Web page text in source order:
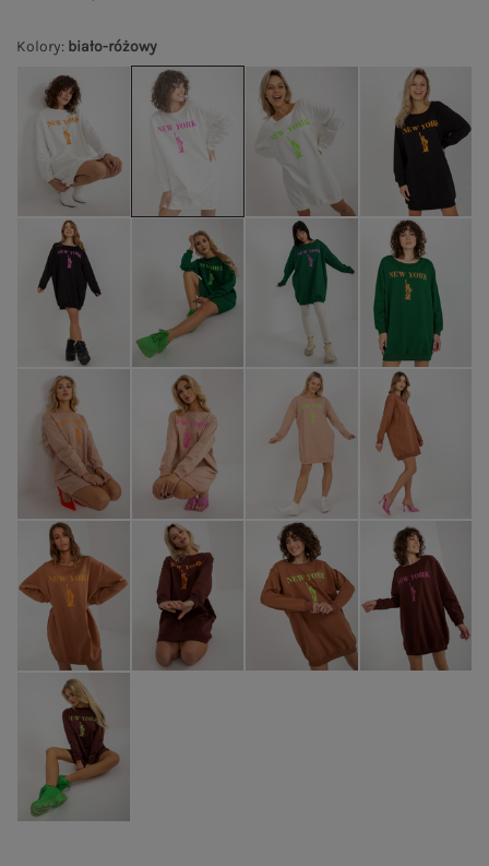
Kolory: biało-różowy